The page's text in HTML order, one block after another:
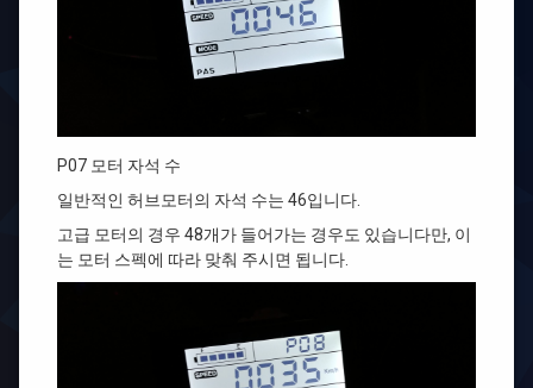
P07 모터 자석 수
일반적인 허브모터의 자석 수는 46입니다.
고급 모터의 경우 48개가 들어가는 경우도 있습니다만, 이
는 모터 스펙에 따라 맞춰 주시면 됩니다.